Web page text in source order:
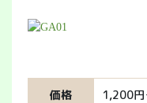
価格 1,200円